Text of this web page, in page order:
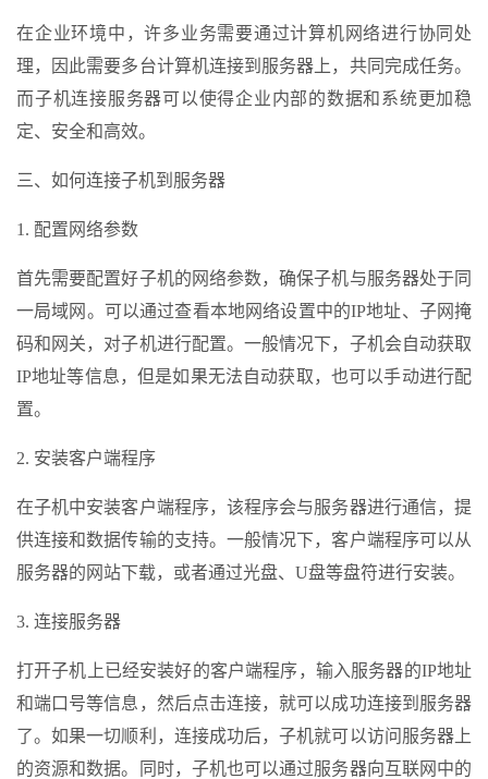
在企业环境中，许多业务需要通过计算机网络进行协同处
理，因此需要多台计算机连接到服务器上，共同完成任务。
而子机连接服务器可以使得企业内部的数据和系统更加稳
定、安全和高效。
三、如何连接子机到服务器
1. 配置网络参数
首先需要配置好子机的网络参数，确保子机与服务器处于同
一局域网。可以通过查看本地网络设置中的IP地址、子网掩
码和网关，对子机进行配置。一般情况下，子机会自动获取
IP地址等信息，但是如果无法自动获取，也可以手动进行配
置。
2. 安装客户端程序
在子机中安装客户端程序，该程序会与服务器进行通信，提
供连接和数据传输的支持。一般情况下，客户端程序可以从
服务器的网站下载，或者通过光盘、U盘等盘符进行安装。
3. 连接服务器
打开子机上已经安装好的客户端程序，输入服务器的IP地址
和端口号等信息，然后点击连接，就可以成功连接到服务器
了。如果一切顺利，连接成功后，子机就可以访问服务器上
的资源和数据。同时，子机也可以通过服务器向互联网中的